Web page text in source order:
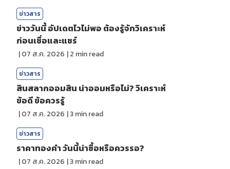
ข่าวสาร
ข่าววันนี้ อัปเดตไวไม่พอ ต้องรู้จักวิเคราะห์
ก่อนเชื่อและแชร์
|07 ส.ค. 2026 |2 min read
ข่าวสาร
สินสลากออมสิน น่าออมหรือไม่? วิเคราะห์
ข้อดี ข้อควรรู้
|07 ส.ค. 2026 |3min read
ข่าวสาร
ราคาทองคํา วันนี้น่าซื้อหรือควรรอ?
|07 ส.ค. 2026 |3min read